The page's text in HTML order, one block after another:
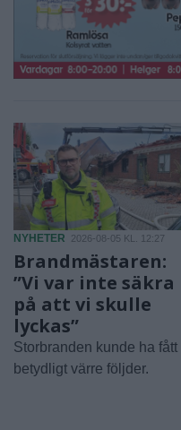
NYHETER 2026-08-05 KL. 12:27
Brandmästaren:
”Vi var inte säkra
på att vi skulle
lyckas”
Storbranden kunde ha fått
betydligt värre följder.